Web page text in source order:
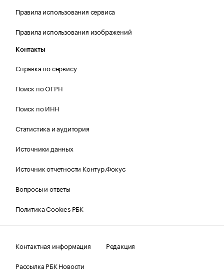
Правила использования сервиса
Правила использования изображений
Контакты
Справка по сервису
Поиск по ОГРН
Поиск по ИНН
Статистика и аудитория
Источники данных
Источник отчетности Контур.Фокус
Вопросы и ответы
Политика Cookies РБК
Контактная информация
Редакция
Рассылка РБК Новости